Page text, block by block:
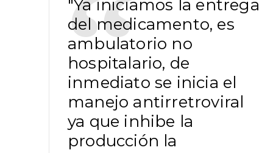
"Ya iniciamos la entrega
del medicamento, es
ambulatorio no
hospitalario, de
inmediato se inicia el
manejo antirretroviral
ya que inhibe la
producción la